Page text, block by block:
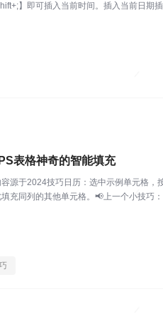
】即可插入当前时间。插入当前日期
表格神奇的智能填充
源于2024技巧日历：选中示例单元格
充同列的其他单元格。📢上一个小技巧